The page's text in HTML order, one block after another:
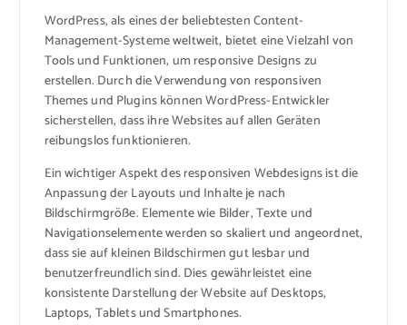
WordPress, als eines der beliebtesten Content-
Management-Systeme weltweit, bietet eine Vielzahl von
Tools und Funktionen, um responsive Designs zu
erstellen. Durch die Verwendung von responsiven
Themes und Plugins können WordPress-Entwickler
sicherstellen, dass ihre Websites auf allen Geräten
reibungslos funktionieren.
Ein wichtiger Aspekt des responsiven Webdesigns ist die
Anpassung der Layouts und Inhalte je nach
Bildschirmgröße. Elemente wie Bilder, Texte und
Navigationselemente werden so skaliert und angeordnet,
dass sie auf kleinen Bildschirmen gut lesbar und
benutzerfreundlich sind. Dies gewährleistet eine
konsistente Darstellung der Website auf Desktops,
Laptops, Tablets und Smartphones.